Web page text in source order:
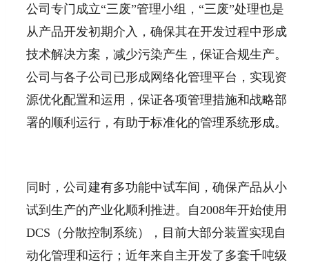
公司专门成立“三废”管理小组，“三废”处理也是
从产品开发初期介入，确保其在开发过程中形成
技术解决方案，减少污染产生，保证合规生产。
公司与各子公司已形成网络化管理平台，实现资
源优化配置和运用，保证各项管理措施和战略部
署的顺利运行，有助于标准化的管理系统形成。
同时，公司建有多功能中试车间，确保产品从小
试到生产的产业化顺利推进。自2008年开始使用
DCS（分散控制系统），目前大部分装置实现自
动化管理和运行；近年来自主开发了多套千吨级